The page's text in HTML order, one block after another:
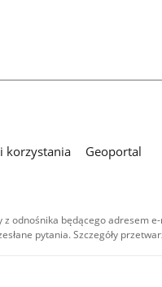
korzystania
Geoportal
odnośnika będącego adresem
pytania. Szczegóły